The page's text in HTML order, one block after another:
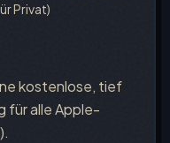
Privat)
kostenlose, tief
für alle Apple-